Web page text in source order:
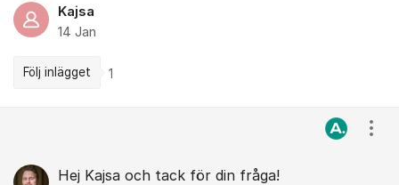
Kajsa
14 Jan
Följ inlägget 1
Hej Kajsa och tack för din fråga!